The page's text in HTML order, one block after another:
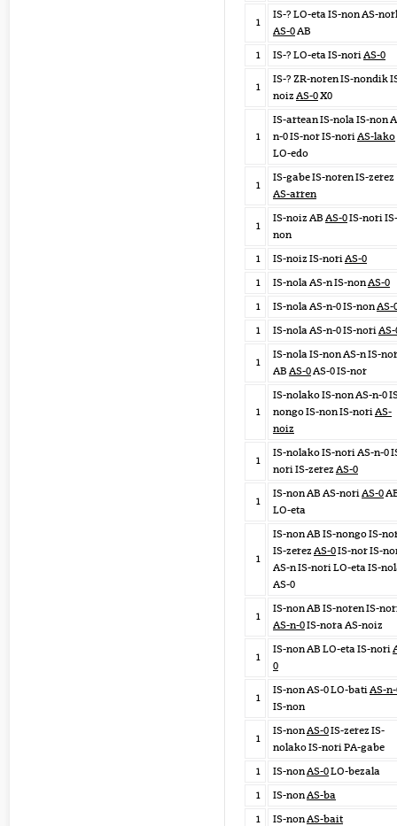
1
IS-? LO-eta IS-non AS-
AS-0AB
1
IS-? LO-eta IS-noriAS-0
1
IS-? ZR-noren IS-nondik
noiz AS-0X0
1
IS-artean IS-nola IS-non
n-0 IS-nor IS-noriAS-lako
LO-edo
1
IS-gabe IS-noren IS-zerez
AS-arren
1
IS-noiz AB AS-0IS-nori IS-
non
1
IS-noiz IS-noriAS-0
1
IS-nola AS-n IS-nonAS-0
1
IS-nola AS-n-0 IS-nonAS-
1
IS-nola AS-n-0 IS-noriAS-
1
IS-nola IS-non AS-n IS-
AB AS-0AS-0 IS-nor
1
IS-nolako IS-non AS-n-0
nongo IS-non IS-noriAS-
noiz
1
IS-nolako IS-nori AS-n-0
nori IS-zerez AS-0
1
IS-non AB AS-noriAS-0
LO-eta
1
IS-non AB IS-nongo IS-
IS-zerez AS-0IS-nor IS-
AS-n IS-nori LO-eta IS-
AS-0
1
IS-non AB IS-noren IS-
AS-n-0IS-nora AS-noiz
1
IS-non AB LO-eta IS-nori
0
1
IS-non AS-0 LO-batiAS-
IS-non
1
IS-nonAS-0IS-zerez IS-
nolako IS-nori PA-gabe
1
IS-nonAS-0LO-bezala
1
IS-nonAS-ba
1
IS-nonAS-bait